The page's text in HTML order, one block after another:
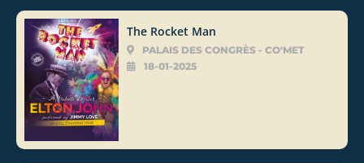
The Rocket Man
PALAIS DES CONGRÈS - CO'MET
18-01-2025